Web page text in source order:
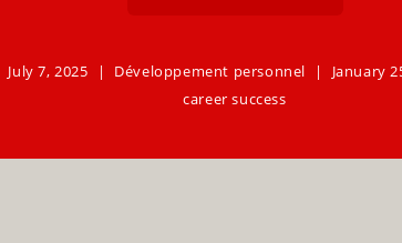
July 7, 2025 Développement personnel January
career success